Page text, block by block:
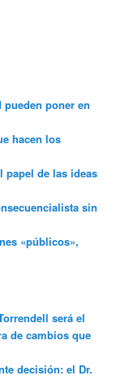
poner en
hacen los
papel de las ideas
sin
«públicos»,
será el
de cambios que
decisión: el Dr.